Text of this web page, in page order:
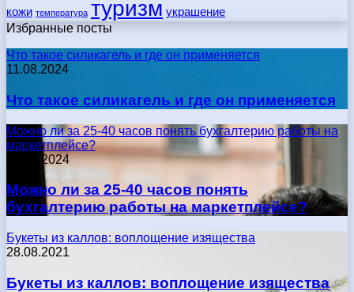
кожи температура туризм украшение
Избранные посты
Что такое силикагель и где он применяется
11.08.2024
Что такое силикагель и где он применяется
Можно ли за 25-40 часов понять бухгалтерию работы на
маркетплейсе?
17.05.2024
Можно ли за 25-40 часов понять
бухгалтерию работы на маркетплейсе?
Букеты из каллов: воплощение изящества
28.08.2021
Букеты из каллов: воплощение изящества